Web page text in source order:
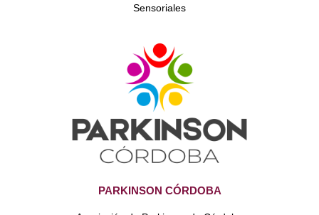
Sensoriales
PARKINSON CÓRDOBA